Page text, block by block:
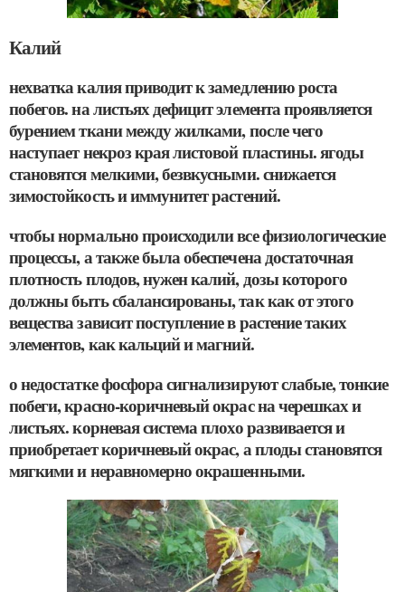
Калий
нехватка калия приводит к замедлению роста
побегов. на листьях дефицит элемента проявляется
бурением ткани между жилками, после чего
наступает некроз края листовой пластины. ягоды
становятся мелкими, безвкусными. снижается
зимостойкость и иммунитет растений.
чтобы нормально происходили все физиологические
процессы, а также была обеспечена достаточная
плотность плодов, нужен калий, дозы которого
должны быть сбалансированы, так как от этого
вещества зависит поступление в растение таких
элементов, как кальций и магний.
о недостатке фосфора сигнализируют слабые, тонкие
побеги, красно-коричневый окрас на черешках и
листьях. корневая система плохо развивается и
приобретает коричневый окрас, а плоды становятся
мягкими и неравномерно окрашенными.